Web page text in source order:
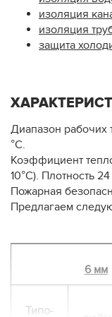
изоляция
изоляция
защита
Диапазон рабочих
Коэффициент
10°С). Плотность
Пожарная
Предлагаем
6 мм
Типо-